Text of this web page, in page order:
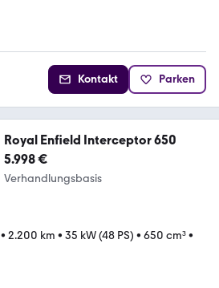
Kontakt Parken
Royal Enfield Interceptor 650
5.998 €
Verhandlungsbasis
• 2.200 km • 35 kW (48 PS) • 650 cm³•